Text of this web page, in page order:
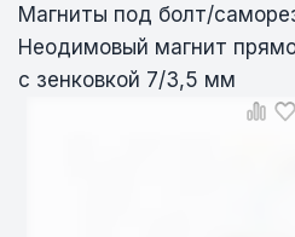
Магниты под болт/
Неодимовый магнит
с зенковкой 7/3,5 мм